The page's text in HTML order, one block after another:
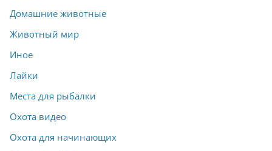
Домашние животные
Животный мир
Иное
Лайки
Места для рыбалки
Охота видео
Охота для начинающих